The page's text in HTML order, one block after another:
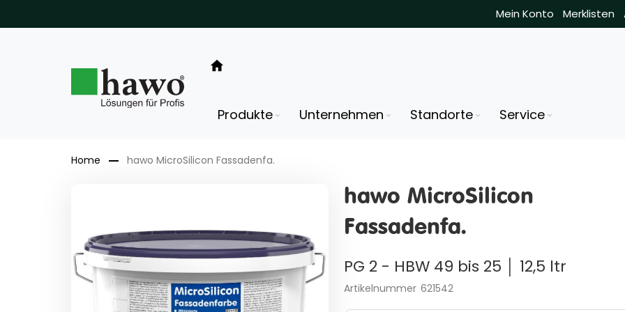
Inhalt
Mein Konto Merklisten
Produkte Unternehmen Standorte Service
Home hawo MicroSilicon Fassadenfa.
Bildergalerie
springen
hawo MicroSilicon
Fassadenfa.
PG 2 - HBW 49 bis 25 │ 12,5 ltr
Artikelnummer 621542